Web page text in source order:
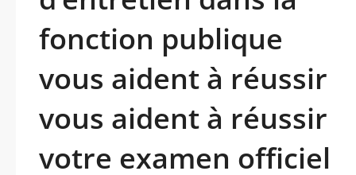
fonction publique
vous aident à réussir
vous aident à réussir
votre examen officiel